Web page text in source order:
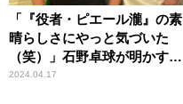
「『役者・ピエール瀧』の素
晴らしさにやっと気づいた
（笑）」石野卓球が明かす、
初出演作鑑賞で受けたトラウ
2024.04.17